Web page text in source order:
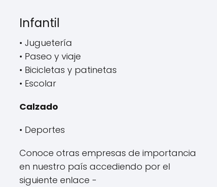
Infantil
• Juguetería
• Paseo y viaje
• Bicicletas y patinetas
• Escolar
Calzado
• Deportes
Conoce otras empresas de importancia
en nuestro país accediendo por el
siguiente enlace -